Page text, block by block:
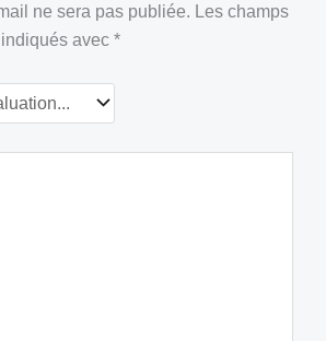
ne sera pas publiée. Les champs
avec *